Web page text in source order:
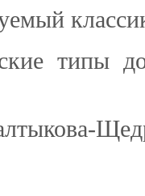
типы